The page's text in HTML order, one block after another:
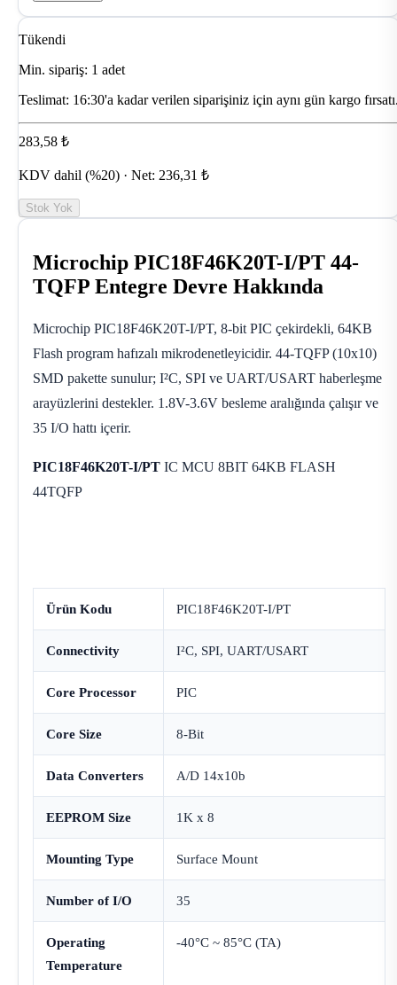
Tükendi
Min. sipariş: 1 adet
Teslimat: 16:30'a kadar verilen siparişiniz için aynı gün kargo
283,58 ₺
KDV dahil (%20) · Net: 236,31 ₺
Stok Yok
Microchip PIC18F46K20T-I/PT 44-
TQFP Entegre Devre Hakkında
Microchip PIC18F46K20T-I/PT, 8-bit PIC çekirdekli, 64KB
Flash program hafızalı mikrodenetleyicidir. 44-TQFP (10x10)
SMD pakette sunulur; I²C, SPI ve UART/USART haberleşme
arayüzlerini destekler. 1.8V-3.6V besleme aralığında çalışır ve
35 I/O hattı içerir.
PIC18F46K20T-I/PT IC MCU 8BIT 64KB FLASH
44TQFP
Ürün Kodu PIC18F46K20T-I/PT
Connectivity I²C, SPI, UART/USART
Core Processor PIC
Core Size 8-Bit
Data Converters A/D 14x10b
EEPROM Size 1K x 8
Mounting Type Surface Mount
Number of I/O 35
Operating
Temperature
-40°C ~ 85°C (TA)